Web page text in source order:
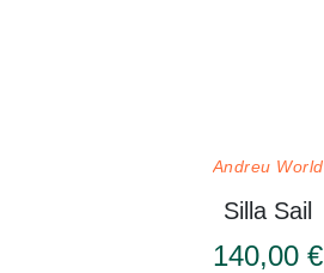
Andreu World
Silla Sail
140,00 €